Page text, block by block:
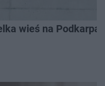
wieś na